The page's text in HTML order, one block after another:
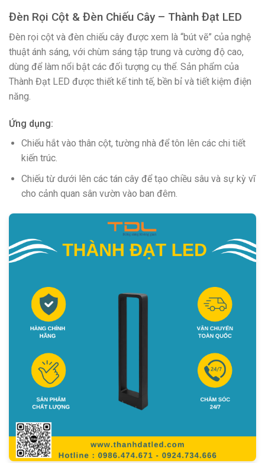
Đèn Rọi Cột & Đèn Chiếu Cây – Thành Đạt LED
Đèn rọi cột và đèn chiếu cây được xem là “bút vẽ” của nghệ
thuật ánh sáng, với chùm sáng tập trung và cường độ cao,
dùng để làm nổi bật các đối tượng cụ thể. Sản phẩm của
Thành Đạt LED được thiết kế tinh tế, bền bỉ và tiết kiệm điện
năng.
Ứng dụng:
Chiếu hắt vào thân cột, tường nhà để tôn lên các chi tiết
kiến trúc.
Chiếu từ dưới lên các tán cây để tạo chiều sâu và sự kỳ vĩ
cho cảnh quan sân vườn vào ban đêm.